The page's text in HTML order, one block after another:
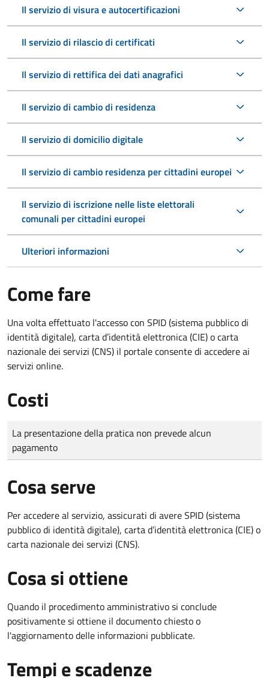
Il servizio di visura e autocertificazioni
Il servizio di rilascio di certificati
Il servizio di rettifica dei dati anagrafici
Il servizio di cambio di residenza
Il servizio di domicilio digitale
Il servizio di cambio residenza per cittadini europei
Il servizio di iscrizione nelle liste elettorali
comunali per cittadini europei
Ulteriori informazioni
Come fare
Una volta effettuato l'accesso con SPID (sistema pubblico di
identità digitale), carta d’identità elettronica (CIE) o carta
nazionale dei servizi (CNS) il portale consente di accedere ai
servizi online.
Costi
Tipo di pagamento
Importo
La presentazione della pratica non prevede alcun
pagamento
Cosa serve
Per accedere al servizio, assicurati di avere SPID (sistema
pubblico di identità digitale), carta d’identità elettronica (CIE) o
carta nazionale dei servizi (CNS).
Cosa si ottiene
Quando il procedimento amministrativo si conclude
positivamente si ottiene il documento chiesto o
l'aggiornamento delle informazioni pubblicate.
Tempi e scadenze